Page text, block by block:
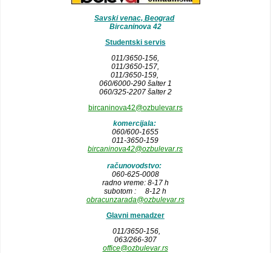
Savski venac, Beograd
Bircaninova 42
Studentski servis
011/3650-156,
011/3650-157,
011/3650-159,
060/6000-290 šalter 1
060/325-2207 šalter 2
bircaninova42@ozbulevar.rs
komercijala:
060/600-1655
011-3650-159
bircaninova42@ozbulevar.rs
računovodstvo:
060-625-0008
radno vreme: 8-17 h
subotom : 8-12 h
obracunzarada@ozbulevar.rs
Glavni menadzer
011/3650-156,
063/266-307
office@ozbulevar.rs